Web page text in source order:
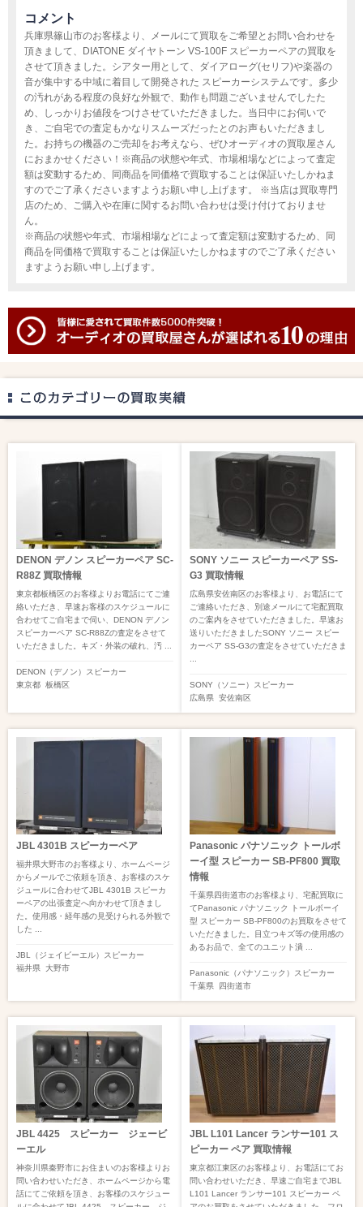
コメント
兵庫県篠山市のお客様より、メールにて買取をご希望とお問い合わせを
頂きまして、DIATONE ダイヤトーン VS-100F スピーカーペアの買取を
させて頂きました。シアター用として、ダイアローグ(セリフ)や楽器の
音が集中する中域に着目して開発された スピーカーシステムです。多少
の汚れがある程度の良好な外観で、動作も問題ございませんでしたた
め、しっかりお値段をつけさせていただきました。当日中にお伺いで
き、ご自宅での査定もかなりスムーズだったとのお声もいただきまし
た。お持ちの機器のご売却をお考えなら、ぜひオーディオの買取屋さん
におまかせください！※商品の状態や年式、市場相場などによって査定
額は変動するため、同商品を同価格で買取することは保証いたしかねま
すのでご了承くださいますようお願い申し上げます。 ※当店は買取専門
店のため、ご購入や在庫に関するお問い合わせは受け付けておりませ
ん。
※商品の状態や年式、市場相場などによって査定額は変動するため、同
商品を同価格で買取することは保証いたしかねますのでご了承ください
ますようお願い申し上げます。
DENON デノン スピーカーペア SC-
R88Z 買取情報
東京都板橋区のお客様よりお電話にてご連
絡いただき、早速お客様のスケジュールに
合わせてご自宅まで伺い、DENON デノン
スピーカーペア SC-R88Zの査定をさせて
いただきました。キズ・外装の破れ、汚 ...
DENON（デノン） スピーカー
東京都 板橋区
SONY ソニー スピーカーペア SS-
G3 買取情報
広島県安佐南区のお客様より、お電話にて
ご連絡いただき、別途メールにて宅配買取
のご案内をさせていただきました。早速お
送りいただきましたSONY ソニー スピー
カーペア SS-G3の査定をさせていただきま
SONY（ソニー） スピーカー
広島県 安佐南区
JBL 4301B スピーカーペア
福井県大野市のお客様より、ホームページ
からメールでご依頼を頂き、お客様のスケ
ジュールに合わせてJBL 4301B スピーカ
ーペアの出張査定へ向かわせて頂きまし
た。使用感・経年感の見受けられる外観で
した ...
JBL（ジェイビーエル） スピーカー
福井県
大野市
Panasonic パナソニック トールボ
ーイ型 スピーカー SB-PF800 買取
情報
千葉県四街道市のお客様より、宅配買取に
てPanasonic パナソニック トールボーイ
型 スピーカー SB-PF800のお買取をさせて
いただきました。目立つキズ等の使用感の
あるお品で、全てのユニット潰 ...
Panasonic（パナソニック） スピーカー
千葉県
四街道市
JBL 4425 スピーカー ジェービ
ーエル
神奈川県秦野市にお住まいのお客様よりお
問い合わせいただき、ホームページから電
話にてご依頼を頂き、お客様のスケジュー
JBL L101 Lancer ランサー101 ス
ピーカー ペア 買取情報
東京都江東区のお客様より、お電話にてお
問い合わせいただき、早速ご自宅までJBL
L101 Lancer ランサー101 スピーカー ペ